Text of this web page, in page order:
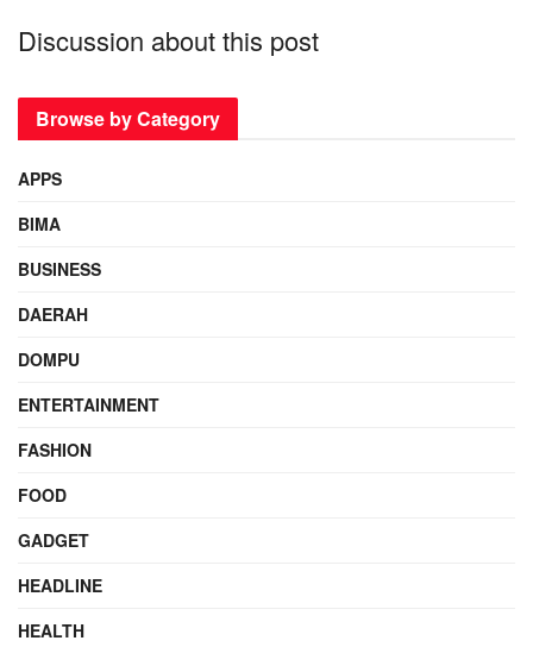
Discussion about this post
Browse by Category
APPS
BIMA
BUSINESS
DAERAH
DOMPU
ENTERTAINMENT
FASHION
FOOD
GADGET
HEADLINE
HEALTH